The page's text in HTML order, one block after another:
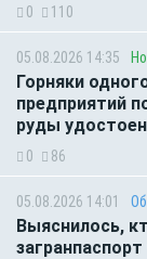
0 110
05.08.2026 14:35
Горняки
предприятий
руды
0 86
05.08.2026 14:01
Выяснилось,